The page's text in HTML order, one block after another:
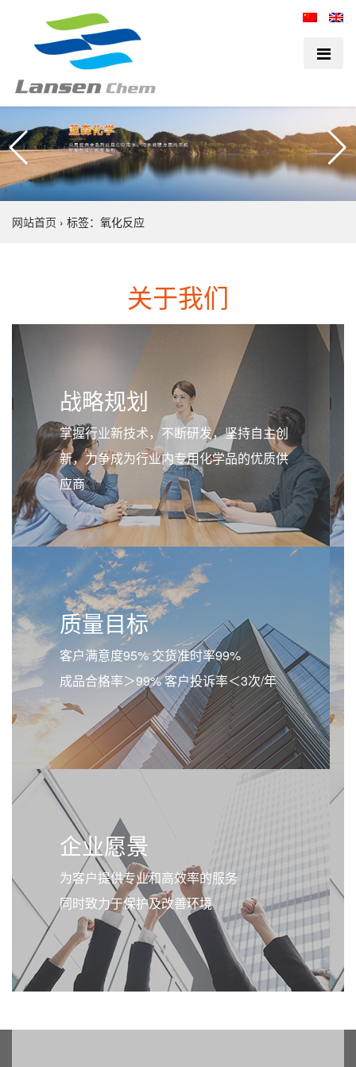
网站首页 › 标签：氧化反应
关于我们
战略规划
掌握行业新技术，不断研发，坚持自主创
新，力争成为行业内专用化学品的优质供
应商
质量目标
客户满意度95% 交货准时率99%
成品合格率＞99% 客户投诉率＜3次/年
企业愿景
为客户提供专业和高效率的服务
同时致力于保护及改善环境